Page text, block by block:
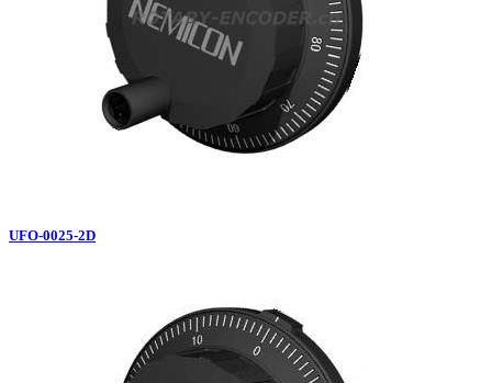
UFO-0025-2D